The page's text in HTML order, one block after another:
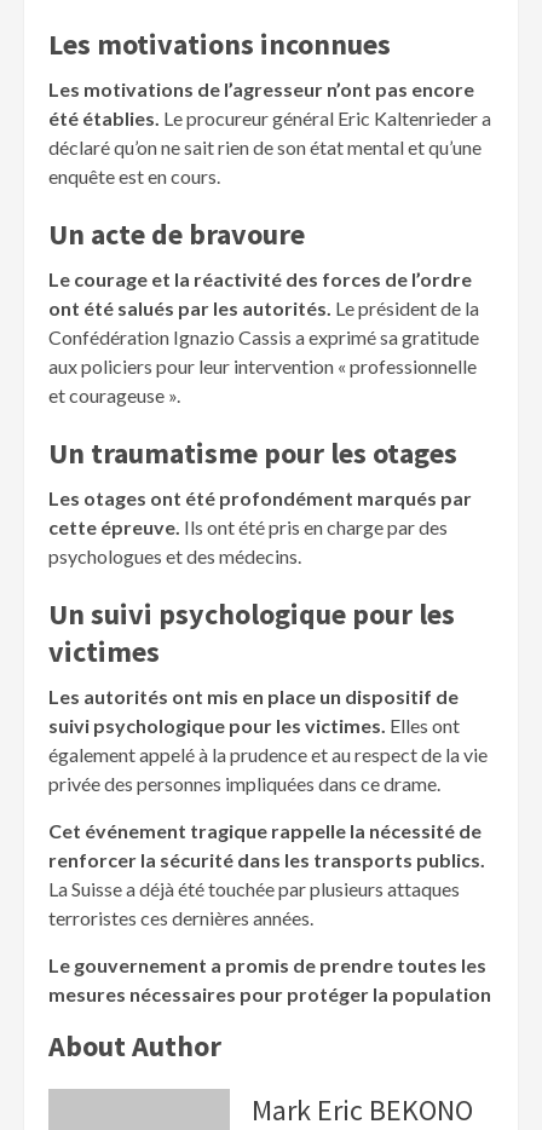
Les motivations inconnues
Les motivations de l’agresseur n’ont pas encore
été établies. Le procureur général Eric Kaltenrieder a
déclaré qu’on ne sait rien de son état mental et qu’une
enquête est en cours.
Un acte de bravoure
Le courage et la réactivité des forces de l’ordre
ont été salués par les autorités. Le président de la
Confédération Ignazio Cassis a exprimé sa gratitude
aux policiers pour leur intervention « professionnelle
et courageuse ».
Un traumatisme pour les otages
Les otages ont été profondément marqués par
cette épreuve. Ils ont été pris en charge par des
psychologues et des médecins.
Un suivi psychologique pour les
victimes
Les autorités ont mis en place un dispositif de
suivi psychologique pour les victimes. Elles ont
également appelé à la prudence et au respect de la vie
privée des personnes impliquées dans ce drame.
Cet événement tragique rappelle la nécessité de
renforcer la sécurité dans les transports publics.
La Suisse a déjà été touchée par plusieurs attaques
terroristes ces dernières années.
Le gouvernement a promis de prendre toutes les
mesures nécessaires pour protéger la population
About Author
Mark Eric BEKONO